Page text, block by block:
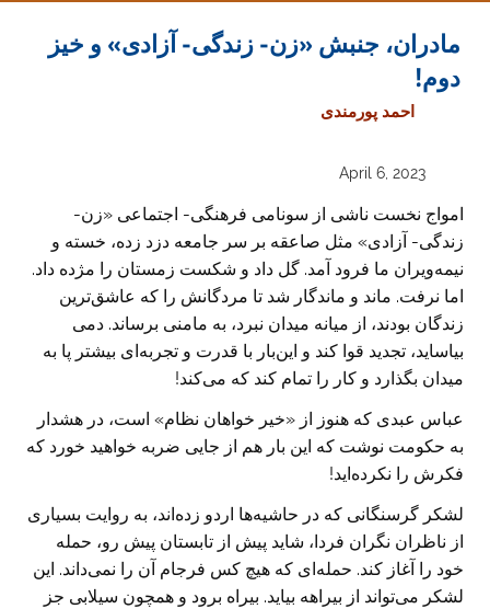
مادران، جنبش «زن- زندگی- آزادی» و خیز
دوم!
احمد پورمندی
April 6, 2023
امواج نخست ناشی از سونامی فرهنگی- اجتماعی «زن-
زندگی- آزادی» مثل صاعقه بر سر جامعه دزد زده، خسته و‌
نیمه‌ویران ما فرود آمد. گل داد‌ و‌ شکست زمستان را مژده داد.
اما نرفت. ماند ‌و ماندگار شد تا مردگانش را که عاشق‌ترین
زندگان بودند، از میانه میدان نبرد، به مامنی برساند. دمی
بیاساید، تجدید قوا کند و این‌بار با قدرت و تجربه‌ای بیشتر پا به
میدان بگذارد و کار را تمام کند که می‌کند!
عباس عبدی که هنوز از «خیر خواهان نظام» است، در هشدار
به حکومت نوشت که این بار هم از جایی ضربه خواهید خورد که
فکرش را نکرده‌اید!
لشکر گرسنگانی که در حاشیه‌ها اردو زده‌اند، به روایت بسیاری
از ناظران نگران فردا، شاید پیش از تابستان پیش رو، حمله
خود را آغاز کند. حمله‌ای که هیچ کس فرجام آن را نمی‌‌داند. این
لشکر می‌تواند از بیراهه بیاید. بیراه برود و همچون سیلابی جز